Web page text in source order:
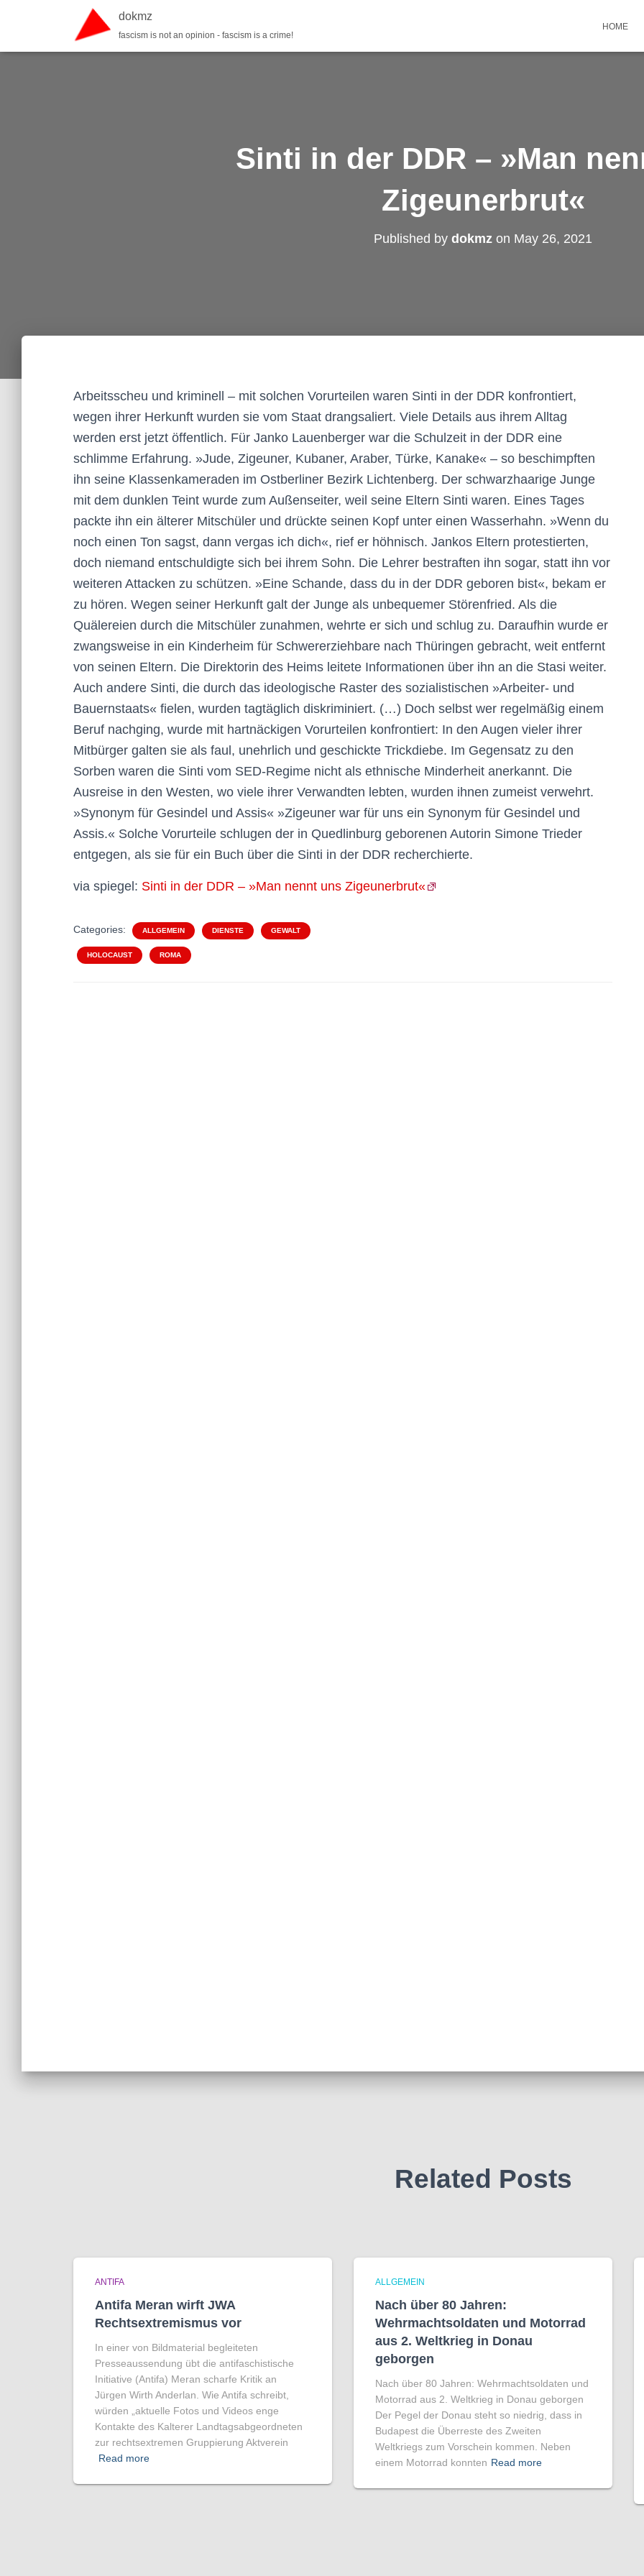
dokmz
fascism is not an opinion - fascism is a crime!
HOME
Sinti in der DDR – »Man
Zigeunerbrut«
Published by dokmz on May 26, 2021
Arbeitsscheu und kriminell – mit solchen Vorurteilen waren Sinti in der DDR konfrontiert,
wegen ihrer Herkunft wurden sie vom Staat drangsaliert. Viele Details aus ihrem Alltag
werden erst jetzt öffentlich. Für Janko Lauenberger war die Schulzeit in der DDR eine
schlimme Erfahrung. »Jude, Zigeuner, Kubaner, Araber, Türke, Kanake« – so beschimpften
ihn seine Klassenkameraden im Ostberliner Bezirk Lichtenberg. Der schwarzhaarige Junge
mit dem dunklen Teint wurde zum Außenseiter, weil seine Eltern Sinti waren. Eines Tages
packte ihn ein älterer Mitschüler und drückte seinen Kopf unter einen Wasserhahn. »Wenn du
noch einen Ton sagst, dann vergas ich dich«, rief er höhnisch. Jankos Eltern protestierten,
doch niemand entschuldigte sich bei ihrem Sohn. Die Lehrer bestraften ihn sogar, statt ihn vor
weiteren Attacken zu schützen. »Eine Schande, dass du in der DDR geboren bist«, bekam er
zu hören. Wegen seiner Herkunft galt der Junge als unbequemer Störenfried. Als die
Quälereien durch die Mitschüler zunahmen, wehrte er sich und schlug zu. Daraufhin wurde er
zwangsweise in ein Kinderheim für Schwererziehbare nach Thüringen gebracht, weit entfernt
von seinen Eltern. Die Direktorin des Heims leitete Informationen über ihn an die Stasi weiter.
Auch andere Sinti, die durch das ideologische Raster des sozialistischen »Arbeiter- und
Bauernstaats« fielen, wurden tagtäglich diskriminiert. (…) Doch selbst wer regelmäßig einem
Beruf nachging, wurde mit hartnäckigen Vorurteilen konfrontiert: In den Augen vieler ihrer
Mitbürger galten sie als faul, unehrlich und geschickte Trickdiebe. Im Gegensatz zu den
Sorben waren die Sinti vom SED-Regime nicht als ethnische Minderheit anerkannt. Die
Ausreise in den Westen, wo viele ihrer Verwandten lebten, wurden ihnen zumeist verwehrt.
»Synonym für Gesindel und Assis« »Zigeuner war für uns ein Synonym für Gesindel und
Assis.« Solche Vorurteile schlugen der in Quedlinburg geborenen Autorin Simone Trieder
entgegen, als sie für ein Buch über die Sinti in der DDR recherchierte.
via spiegel: Sinti in der DDR – »Man nennt uns Zigeunerbrut«
Categories: ALLGEMEIN DIENSTE GEWALT
HOLOCAUST ROMA
Related Posts
ANTIFA
Antifa Meran wirft JWA
Rechtsextremismus vor
In einer von Bildmaterial begleiteten
Presseaussendung übt die antifaschistische
Initiative (Antifa) Meran scharfe Kritik an
Jürgen Wirth Anderlan. Wie Antifa schreibt,
würden „aktuelle Fotos und Videos enge
Kontakte des Kalterer Landtagsabgeordneten
zur rechtsextremen Gruppierung Aktverein
Read more
ALLGEMEIN
Nach über 80 Jahren:
Wehrmachtsoldaten und Motorrad
aus 2. Weltkrieg in Donau
geborgen
Nach über 80 Jahren: Wehrmachtsoldaten und
Motorrad aus 2. Weltkrieg in Donau geborgen
Der Pegel der Donau steht so niedrig, dass in
Budapest die Überreste des Zweiten
Weltkriegs zum Vorschein kommen. Neben
einem Motorrad konnten Read more